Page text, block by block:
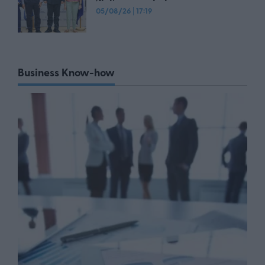
05/08/26 | 17:19
Business Know-how